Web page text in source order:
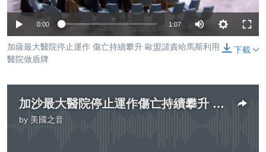
經貿
視頻
每日視頻新聞
美國專訊
視頻存檔
音頻
新聞音頻
海外港人
關注我們
0:00 1:07
下載
加薩最大醫院停止運作 傷亡持續攀升 歐盟譴責哈馬斯利用
醫院做盾牌
加沙最大醫院停止運作​​傷亡持續攀升 歐盟譴責哈馬斯利用醫院做盾牌
by 美國之音